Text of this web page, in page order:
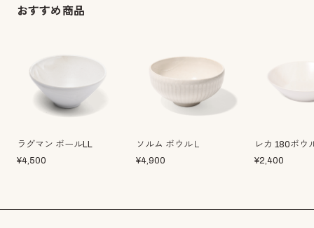
おすすめ商品
ラグマン ボールLL
¥4,500
ソルム ボウルＬ
¥4,900
レカ 180ボウ
¥2,400